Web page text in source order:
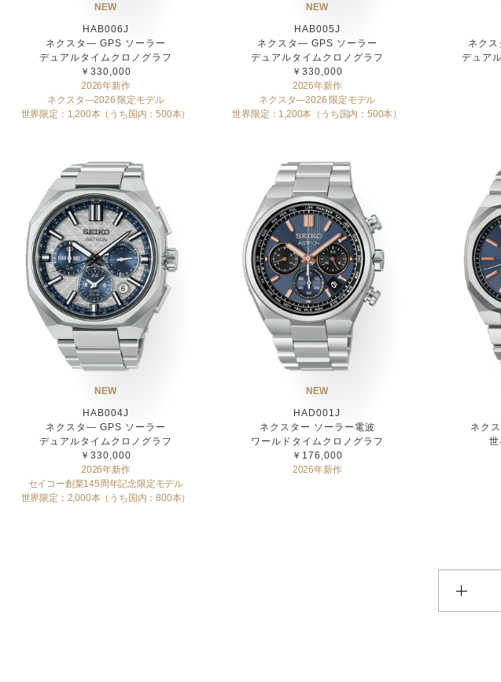
NEW
HAB006J
ネクスタ― GPS ソーラー
デュアルタイムクロノグラフ
￥330,000
2026年新作
ネクスタ―2026 限定モデル
世界限定：1,200本（うち国内：500本）
NEW
HAB005J
ネクスタ― GPS ソーラー
デュアルタイムクロノグラフ
￥330,000
2026年新作
ネクスタ―2026 限定モデル
世界限定：1,200本（うち国内：500本）
ネク
デュア
NEW
HAB004J
ネクスタ― GPS ソーラー
デュアルタイムクロノグラフ
￥330,000
2026年新作
セイコー創業145周年記念限定モデル
世界限定：2,000本（うち国内：800本）
NEW
HAD001J
ネクスター ソーラー電波
ワールドタイムクロノグラフ
￥176,000
2026年新作
ネク